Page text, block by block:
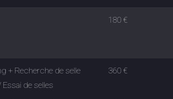
180 €
+ Recherche de selle
Essai de selles
360 €